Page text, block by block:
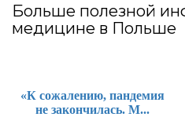
Больше полезной
медицине в Польше
«К сожалению, пандемия
не закончилась. М...